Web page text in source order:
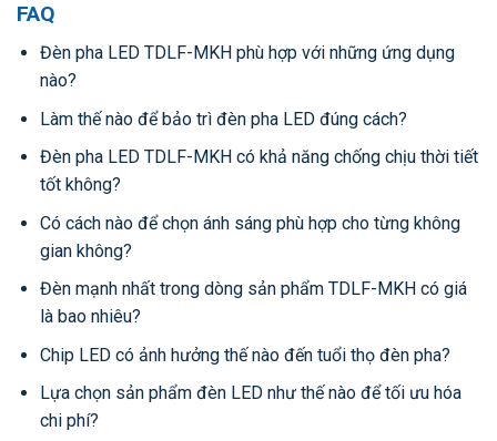
FAQ
Đèn pha LED TDLF-MKH phù hợp với những ứng dụng
nào?
Làm thế nào để bảo trì đèn pha LED đúng cách?
Đèn pha LED TDLF-MKH có khả năng chống chịu thời tiết
tốt không?
Có cách nào để chọn ánh sáng phù hợp cho từng không
gian không?
Đèn mạnh nhất trong dòng sản phẩm TDLF-MKH có giá
là bao nhiêu?
Chip LED có ảnh hưởng thế nào đến tuổi thọ đèn pha?
Lựa chọn sản phẩm đèn LED như thế nào để tối ưu hóa
chi phí?